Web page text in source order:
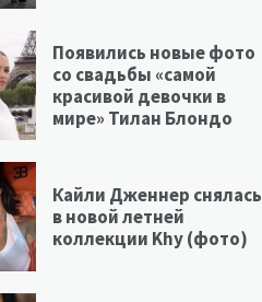
Появились новые фото
со свадьбы «самой
красивой девочки в
мире» Тилан Блондо
Кайли Дженнер снялась
в новой летней
коллекции Khy (фото)